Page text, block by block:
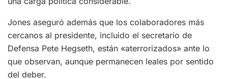
Jones aseguró además que los colaboradores más
cercanos al presidente, incluido el secretario de
Defensa Pete Hegseth, están «aterrorizados» ante lo
que observan, aunque permanecen leales por sentido
del deber.